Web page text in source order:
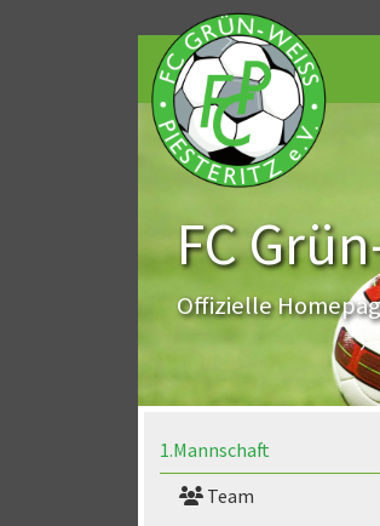
FC
Offizielle
1.Mannschaft
Team